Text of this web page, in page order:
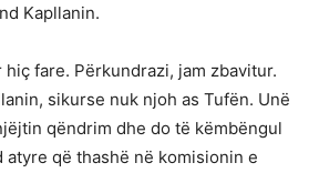
Kapllanin.
hiç fare. Përkundrazi, jam zbavitur.
sikurse nuk njoh as Tufën. Unë
qëndrim dhe do të këmbëngul
atyre që thashë në komisionin e